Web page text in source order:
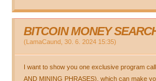
BITCOIN MONEY
(LamaCaund 30. 6. 2024 15:35)
I want to show you one exclusive program
AND MINING PHRASES), which can make